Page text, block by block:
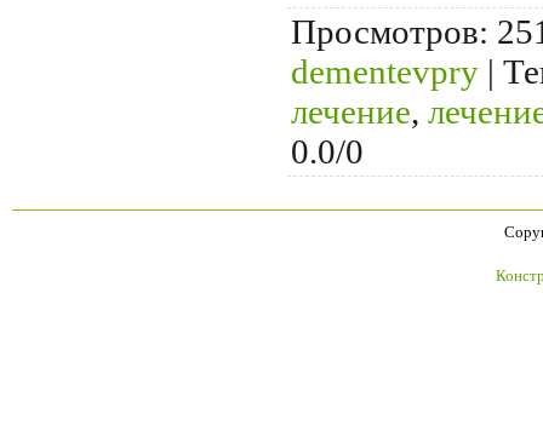
Просмотров:
dementevpry |
лечение,
0.0/0